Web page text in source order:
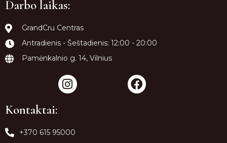
Darbo laikas:
GrandCru Centras
Antradienis - Šeštadienis: 12:00 - 20:00
Pamėnkalnio g. 14, Vilnius
Kontaktai:
+370 615 95000